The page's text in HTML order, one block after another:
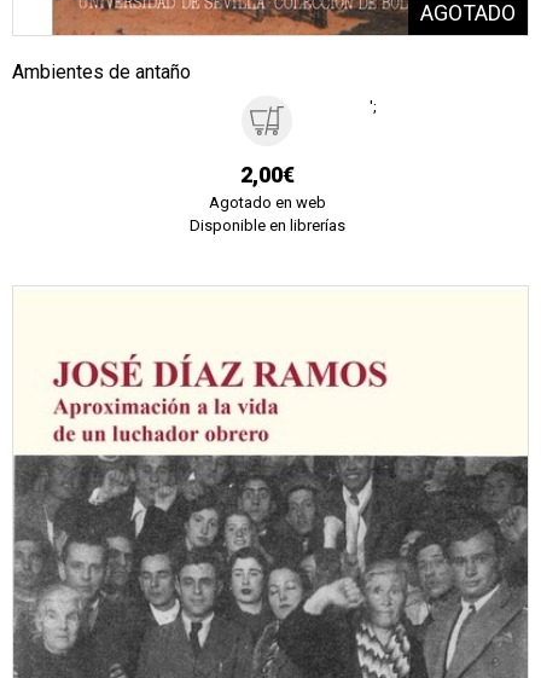
Ambientes de antaño
2,00€
Agotado en web
Disponible en librerías
';